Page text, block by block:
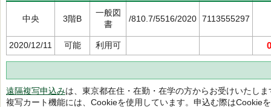
中央 3階B
一般図
書
/810.7/5516/2020 7113555297
2020/12/11 可能 利用可 0
遠隔複写申込みは、東京都在住・在勤・在学の方からお受けいたしま
複写カート機能には、Cookieを使用しています。申込む際はCookie